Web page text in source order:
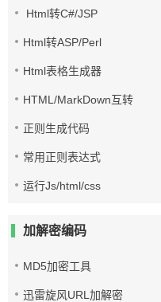
Html转C#/JSP
Html转ASP/Perl
Html表格生成器
HTML/MarkDown互转
正则生成代码
常用正则表达式
运行Js/html/css
加解密编码
MD5加密工具
迅雷旋风URL加解密